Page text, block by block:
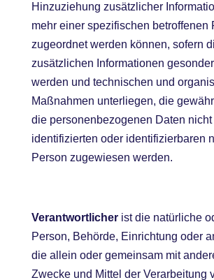
Hinzuziehung zusätzlicher
mehr einer spezifischen betroffenen
zugeordnet werden können, sofern
zusätzlichen Informationen
werden und technischen und
Maßnahmen unterliegen, die
die personenbezogenen Daten
identifizierten oder identifizierbaren
Person zugewiesen werden.
Verantwortlicher ist die natürliche
Person, Behörde, Einrichtung oder
die allein oder gemeinsam mit
Zwecke und Mittel der Verarbeitung